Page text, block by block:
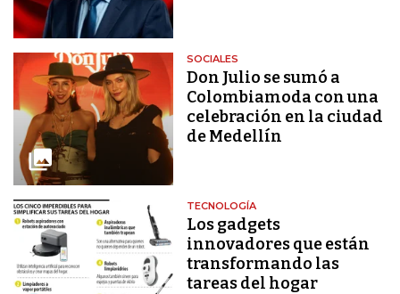
SOCIALES
Don Julio se sumó a
Colombiamoda con una
celebración en la ciudad
de Medellín
TECNOLOGÍA
Los gadgets
innovadores que están
transformando las
tareas del hogar